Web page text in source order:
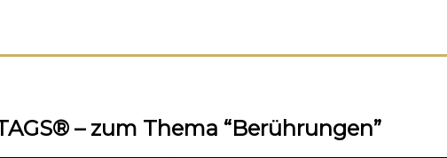
– zum Thema “Berührungen”